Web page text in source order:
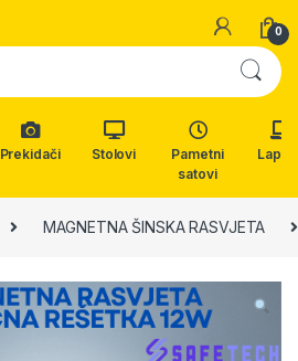
0
Prekidači Stolovi
Pametni
satovi
MAGNETNA ŠINSKA RASVJETA